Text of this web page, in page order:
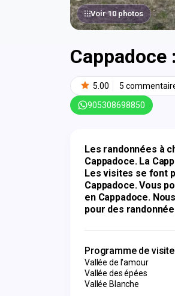
Voir 10 photos
5.00 5
905308698850
Les randonnées à
Cappadoce. La
Les visites se font
Cappadoce. Vous
en Cappadoce.
pour des
Programme de visite
Vallée de l'amour
Vallée des épées
Vallée Blanche